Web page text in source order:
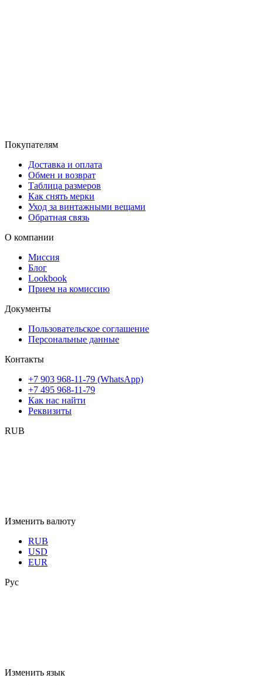
Покупателям
Доставка и оплата
Обмен и возврат
Таблица размеров
Как снять мерки
Уход за винтажными вещами
Обратная связь
О компании
Миссия
Блог
Lookbook
Прием на комиссию
Документы
Пользовательское соглашение
Персональные данные
Контакты
+7 903 968-11-79 (WhatsApp)
+7 495 968-11-79
Как нас найти
Реквизиты
RUB
Изменить валюту
RUB
USD
EUR
Рус
Изменить язык